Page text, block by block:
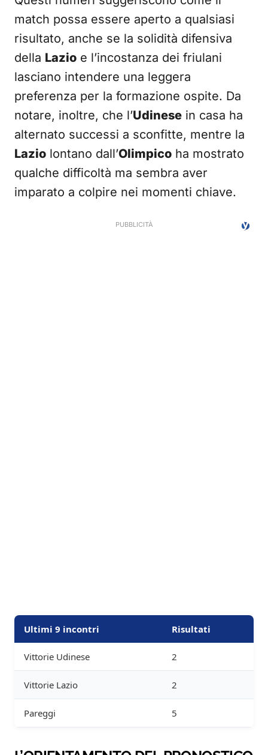
match possa essere aperto a qualsiasi
risultato, anche se la solidità difensiva
della Lazio e l’incostanza dei friulani
lasciano intendere una leggera
preferenza per la formazione ospite. Da
notare, inoltre, che l’Udinese in casa ha
alternato successi a sconfitte, mentre la
Lazio lontano dall’Olimpico ha mostrato
qualche difficoltà ma sembra aver
imparato a colpire nei momenti chiave.
Ultimi 9 incontri Risultati
Vittorie Udinese 2
Vittorie Lazio 2
Pareggi 5